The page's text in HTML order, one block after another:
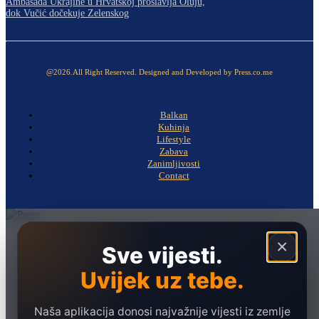
dok Vučić dočekuje Zelenskog
@2026.All Right Reserved. Designed and Developed by Press.co.me
Balkan
Kuhinja
Lifestyle
Zabava
Zanimljivosti
Contact
×
Sve vijesti.
Uvijek uz tebe.
Naša aplikacija donosi najvažnije vijesti iz zemlje